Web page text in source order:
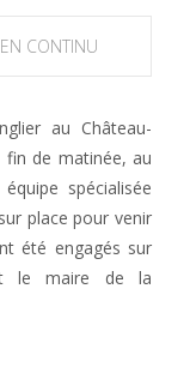
CONTINU
au Château-
fin de matinée, au
spécialisée
place pour venir
été engagés sur
le maire de la